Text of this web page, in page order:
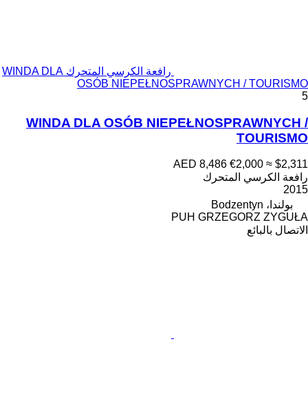
رافعة الكرسي المتحرك WINDA DLA
OSÓB NIEPEŁNOSPRAWNYCH / TOURISMO
5
WINDA DLA OSÓB NIEPEŁNOSPRAWNYCH /
TOURISMO
AED 8,486 €2,000 ≈ $2,311
رافعة الكرسي المتحرك
2015
بولندا، Bodzentyn
PUH GRZEGORZ ZYGUŁA
الاتصال بالبائع